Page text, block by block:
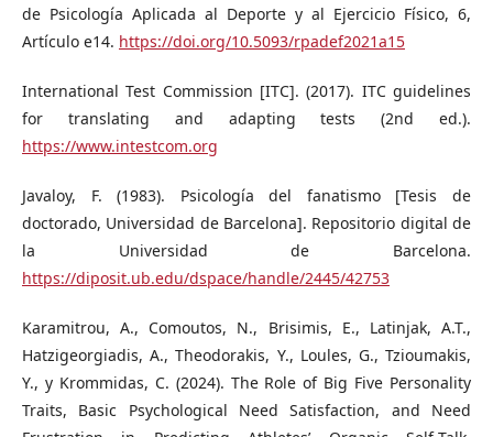
de Psicología Aplicada al Deporte y al Ejercicio Físico, 6,
Artículo e14. https://doi.org/10.5093/rpadef2021a15
International Test Commission [ITC]. (2017). ITC guidelines
for translating and adapting tests (2nd ed.).
https://www.intestcom.org
Javaloy, F. (1983). Psicología del fanatismo [Tesis de
doctorado, Universidad de Barcelona]. Repositorio digital de
la Universidad de Barcelona.
https://diposit.ub.edu/dspace/handle/2445/42753
Karamitrou, A., Comoutos, N., Brisimis, E., Latinjak, A.T.,
Hatzigeorgiadis, A., Theodorakis, Y., Loules, G., Tzioumakis,
Y., y Krommidas, C. (2024). The Role of Big Five Personality
Traits, Basic Psychological Need Satisfaction, and Need